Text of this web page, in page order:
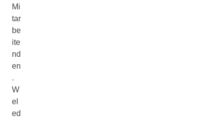
Mi
tar
be
ite
nd
en
.
W
el
ed